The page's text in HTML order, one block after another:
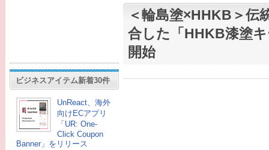
ビジネスアイテム新着30件
UnReact、海外
向けECアプリ
「UR: One-
Click Coupon
Banner」をリリース
＜輪島塗×HHKB＞伝
合した「HHKB漆塗
開始